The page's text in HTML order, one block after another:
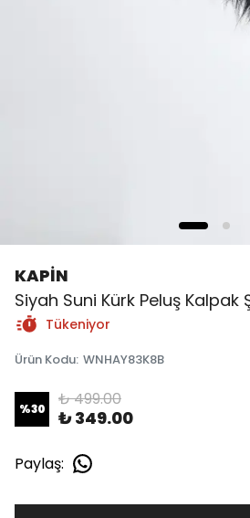
KAPİN
Siyah Suni Kürk Peluş Kalpak
Tükeniyor
Ürün Kodu: WNHAY83K8B
%30 ₺ 499.00
₺ 349.00
Paylaş: